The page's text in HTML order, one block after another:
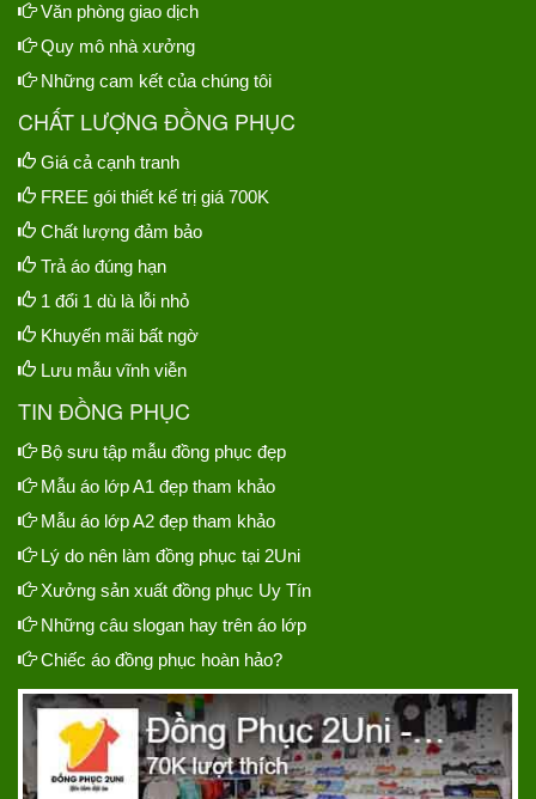
Văn phòng giao dịch
Quy mô nhà xưởng
Những cam kết của chúng tôi
CHẤT LƯỢNG ĐỒNG PHỤC
Giá cả cạnh tranh
FREE gói thiết kế trị giá 700K
Chất lượng đảm bảo
Trả áo đúng hạn
1 đổi 1 dù là lỗi nhỏ
Khuyến mãi bất ngờ
Lưu mẫu vĩnh viễn
TIN ĐỒNG PHỤC
Bộ sưu tập mẫu đồng phục đẹp
Mẫu áo lớp A1 đẹp tham khảo
Mẫu áo lớp A2 đẹp tham khảo
Lý do nên làm đồng phục tại 2Uni
Xưởng sản xuất đồng phục Uy Tín
Những câu slogan hay trên áo lớp
Chiếc áo đồng phục hoàn hảo?